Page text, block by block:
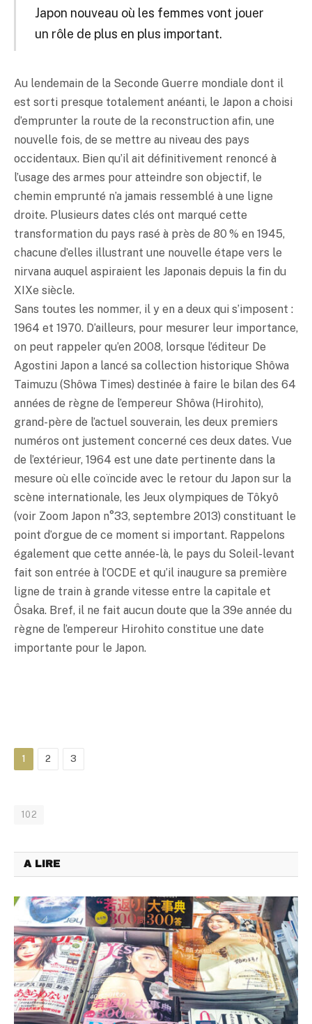
Japon nouveau où les femmes vont jouer
un rôle de plus en plus important.
Au lendemain de la Seconde Guerre mondiale dont il
est sorti presque totalement anéanti, le Japon a choisi
d’emprunter la route de la reconstruction afin, une
nouvelle fois, de se mettre au niveau des pays
occidentaux. Bien qu’il ait définitivement renoncé à
l’usage des armes pour atteindre son objectif, le
chemin emprunté n’a jamais ressemblé à une ligne
droite. Plusieurs dates clés ont marqué cette
transformation du pays rasé à près de 80 % en 1945,
chacune d’elles illustrant une nouvelle étape vers le
nirvana auquel aspiraient les Japonais depuis la fin du
XIXe siècle.
Sans toutes les nommer, il y en a deux qui s’imposent :
1964 et 1970. D’ailleurs, pour mesurer leur importance,
on peut rappeler qu’en 2008, lorsque l’éditeur De
Agostini Japon a lancé sa collection historique Shôwa
Taimuzu (Shôwa Times) destinée à faire le bilan des 64
années de règne de l’empereur Shôwa (Hirohito),
grand-père de l’actuel souverain, les deux premiers
numéros ont justement concerné ces deux dates. Vue
de l’extérieur, 1964 est une date pertinente dans la
mesure où elle coïncide avec le retour du Japon sur la
scène internationale, les Jeux olympiques de Tôkyô
(voir Zoom Japon n°33, septembre 2013) constituant le
point d’orgue de ce moment si important. Rappelons
également que cette année-là, le pays du Soleil-levant
fait son entrée à l’OCDE et qu’il inaugure sa première
ligne de train à grande vitesse entre la capitale et
Ôsaka. Bref, il ne fait aucun doute que la 39e année du
règne de l’empereur Hirohito constitue une date
importante pour le Japon.
1 2 3
102
A LIRE